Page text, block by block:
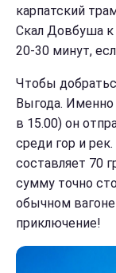
карпатский
Скал Довбуша
20-30 минут,
Чтобы
Выгода.
в 15.00) он
среди гор и
составляет 70
сумму точно
обычном
приключение!